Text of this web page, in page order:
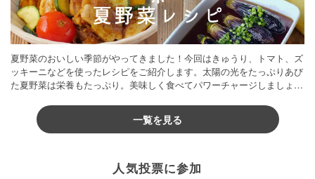
夏野菜のおいしい季節がやってきました！今回はきゅうり、トマト、ズ
ッキーニなどを使ったレシピをご紹介します。太陽の光をたっぷりあび
た夏野菜は栄養もたっぷり。美味しく食べてパワーチャージしましょう
一覧を見る
人気投票に参加